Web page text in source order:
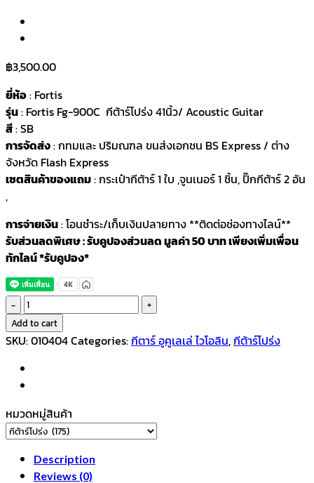
฿3,500.00
ยี่ห้อ: Fortis
รุ่น: Fortis Fg-900C กีต้าร์โปร่ง 41นิ้ว/ Acoustic Guitar
สี: SB
การจัดส่ง: กทมและ ปริมณฑล ขนส่งเอกชน BS Express / ต่าง
จังหวัด Flash Express
เซตสินค้าของแถม: กระเป๋ากีต้าร์ 1 ใบ ,จูนเนอร์ 1 ชิ้น, ปิ๊กกีต้าร์ 2 อัน
,
การจ่ายเงิน: โอนชำระ/เก็บเงินปลายทาง **ติดต่อช่องทางไลน์**
รับส่วนลดพิเศษ : รับคูปองส่วนลด มูลค่า 50 บาท เพียงเพิ่มเพื่อน
ทักไลน์ *รับคูปอง*
Fortis
กีตาร์
โปร่ง
รุ่น
FG-
900C
SB
quantity
Add to cart
SKU:010404Categories:กีตาร์ อูคูเลเล่ ไวโอลิน,กีต้าร์โปร่ง
หมวดหมู่สินค้า
Description
Reviews (0)